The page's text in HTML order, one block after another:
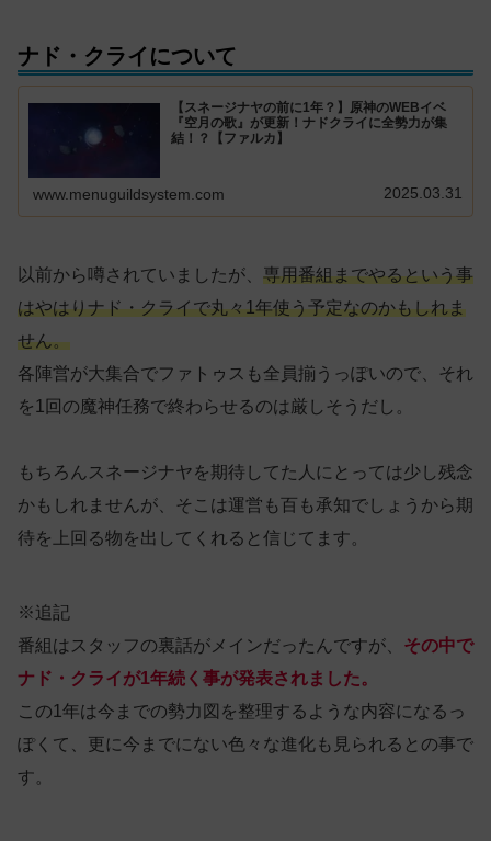
ナド・クライについて
【スネージナヤの前に1年？】原神のWEBイベ
『空月の歌』が更新！ナドクライに全勢力が集
結！？【ファルカ】
www.menuguildsystem.com 2025.03.31
以前から噂されていましたが、 専用番組までやるという事
はやはりナド・クライで丸々1年使う予定なのかもしれま
せん。
各陣営が大集合でファトゥスも全員揃うっぽいので、それ
を1回の魔神任務で終わらせるのは厳しそうだし。
もちろんスネージナヤを期待してた人にとっては少し残念
かもしれませんが、そこは運営も百も承知でしょうから期
待を上回る物を出してくれると信じてます。
※追記
番組はスタッフの裏話がメインだったんですが、 その中で
ナド・クライが1年続く事が発表されました。
この1年は今までの勢力図を整理するような内容になるっ
ぽくて、更に今までにない色々な進化も見られるとの事で
す。